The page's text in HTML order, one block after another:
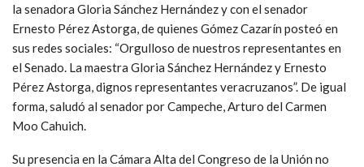
la senadora Gloria Sánchez Hernández y con el senador
Ernesto Pérez Astorga, de quienes Gómez Cazarín posteó en
sus redes sociales: “Orgulloso de nuestros representantes en
el Senado. La maestra Gloria Sánchez Hernández y Ernesto
Pérez Astorga, dignos representantes veracruzanos”. De igual
forma, saludó al senador por Campeche, Arturo del Carmen
Moo Cahuich.
Su presencia en la Cámara Alta del Congreso de la Unión no